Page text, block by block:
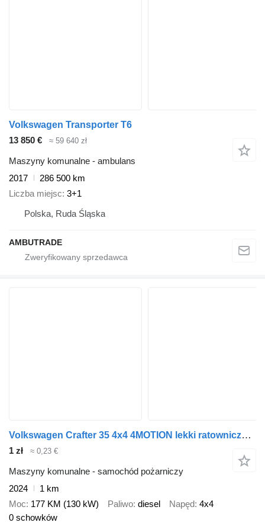
Volkswagen Transporter T6
13 850 €
≈ 59 640 zł
Maszyny komunalne - ambulans
2017
286 500 km
Liczba miejsc 3+1
Polska, Ruda Śląska
AMBUTRADE
Volkswagen Crafter 35 4x4 4MOTION lekki ratowniczo-gaśniczy
1 zł ≈ 0,23 €
Maszyny komunalne - samochód pożarniczy
2024
1 km
Moc 177 KM (130 kW) Paliwo diesel Napęd 4x4
0 schowków